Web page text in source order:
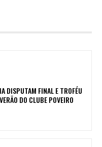
DISPUTAM FINAL E TROFÉU
DO CLUBE POVEIRO